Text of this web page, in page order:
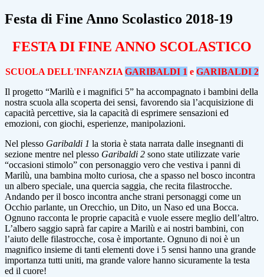
Festa di Fine Anno Scolastico 2018-19
FESTA DI FINE ANNO SCOLASTICO
SCUOLA DELL'INFANZIA GARIBALDI 1 e GARIBALDI 2
Il progetto “Marilù e i magnifici 5” ha accompagnato i bambini della
nostra scuola alla scoperta dei sensi, favorendo sia l’acquisizione di
capacità percettive, sia la capacità di esprimere sensazioni ed
emozioni, con giochi, esperienze, manipolazioni.
Nel plesso Garibaldi 1 la storia è stata narrata dalle insegnanti di
sezione mentre nel plesso Garibaldi 2 sono state utilizzate varie
“occasioni stimolo” con personaggio vero che vestiva i panni di
Marilù, una bambina molto curiosa, che a spasso nel bosco incontra
un albero speciale, una quercia saggia, che recita filastrocche.
Andando per il bosco incontra anche strani personaggi come un
Occhio parlante, un Orecchio, un Dito, un Naso ed una Bocca.
Ognuno racconta le proprie capacità e vuole essere meglio dell’altro.
L’albero saggio saprà far capire a Marilù e ai nostri bambini, con
l’aiuto delle filastrocche, cosa è importante. Ognuno di noi è un
magnifico insieme di tanti elementi dove i 5 sensi hanno una grande
importanza tutti uniti, ma grande valore hanno sicuramente la testa
ed il cuore!